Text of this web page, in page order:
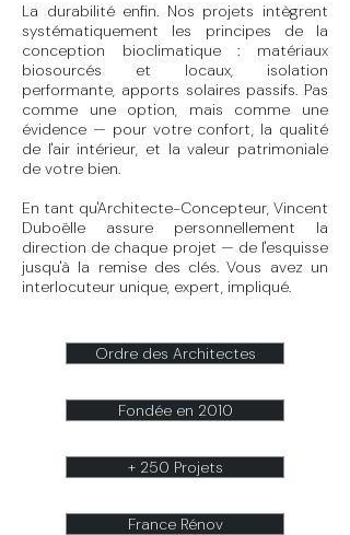
La durabilité enfin. Nos projets intègrent
systématiquement les principes de la
conception bioclimatique : matériaux
biosourcés et locaux, isolation
performante, apports solaires passifs. Pas
comme une option, mais comme une
évidence — pour votre confort, la qualité
de l'air intérieur, et la valeur patrimoniale
de votre bien.
En tant qu'Architecte-Concepteur, Vincent
Duboëlle assure personnellement la
direction de chaque projet — de l'esquisse
jusqu'à la remise des clés. Vous avez un
interlocuteur unique, expert, impliqué.
Ordre des Architectes
Fondée en 2010
+ 250 Projets
France Rénov